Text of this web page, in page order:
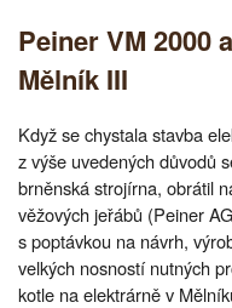
Peiner VM 2000
Mělník III
Když se chystala stavba
z výše uvedených důvodů
brněnská strojírna, obrátil
věžových jeřábů (Peiner
s poptávkou na návrh,
velkých nosností nutných
kotle na elektrárně v